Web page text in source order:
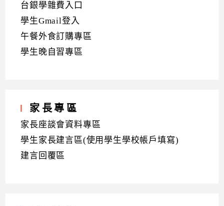
台銀學雜費入口
學生Gmail登入
午餐外食訂購專區
學生晚自習專區
家長專區
家長座談會資料專區
學生家長建言區(使用學生學校帳戶填寫)
建言回覆區